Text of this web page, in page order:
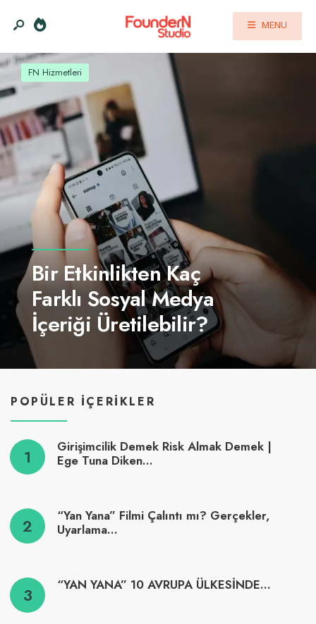
MENU
FN Hizmetleri
Bir Etkinlikten Kaç
Farklı Sosyal Medya
İçeriği Üretilebilir?
POPÜLER İÇERIKLER
Girişimcilik Demek Risk Almak Demek |
Ege Tuna Diken…
“Yan Yana” Filmi Çalıntı mı? Gerçekler,
Uyarlama…
“YAN YANA” 10 AVRUPA ÜLKESİNDE…